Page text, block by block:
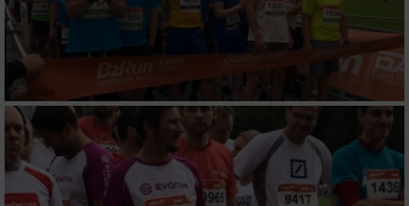
von Werbeanzeigen
Erstellung von Profilen für personalisierte
Verwendung von Profilen zur Auswahl
personalisierter Werbung
Erstellung von Profilen zur Personalisierung
von Inhalten